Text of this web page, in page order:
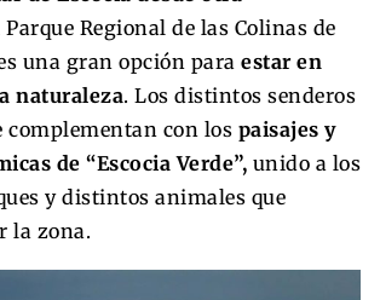
Parque Regional de las Colinas de
una gran opción para estar en
naturaleza. Los distintos senderos
complementan con los paisajes y
de “Escocia Verde”, unido a los
y distintos animales que
la zona.